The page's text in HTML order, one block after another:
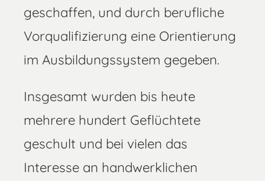
geschaffen, und durch berufliche
Vorqualifizierung eine Orientierung
im Ausbildungssystem gegeben.
Insgesamt wurden bis heute
mehrere hundert Geflüchtete
geschult und bei vielen das
Interesse an handwerklichen